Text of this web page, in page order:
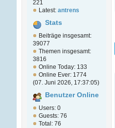
221
Latest: antrens
Stats
Beiträge insgesamt:
39077
Themen insgesamt:
3816
Online Today: 133
Online Ever: 1774
(07. Juni 2026, 17:37:05)
Benutzer Online
Users: 0
Guests: 76
Total: 76